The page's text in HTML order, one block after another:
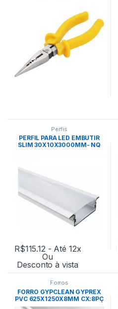
Perfis
PERFIL PARA LED EMBUTIR
SLIM 30X10X3000MM- NQ
R$115.12 - Até 12x
Ou
Desconto à vista
Forros
FORRO GYPCLEAN GYPREX
PVC 625X1250X8MM CX:8PÇ
-PLACO